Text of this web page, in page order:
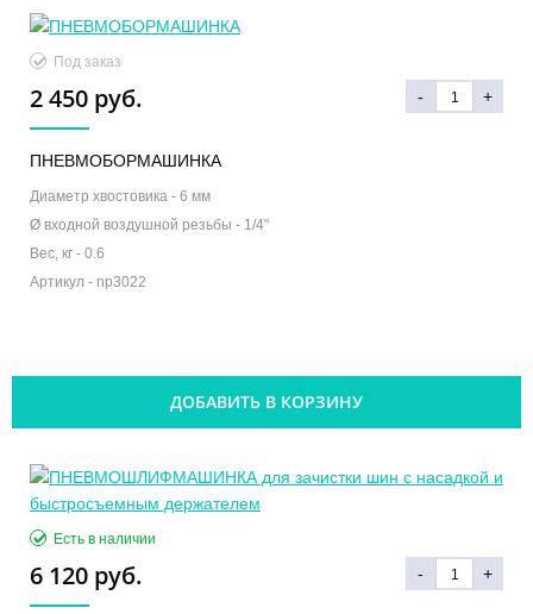
Под заказ
2 450 руб. - +
ПНЕВМОБОРМАШИНКА
Диаметр хвостовика - 6 мм
Ø входной воздушной резьбы - 1/4"
Вес, кг - 0.6
Артикул - np3022
ДОБАВИТЬ В КОРЗИНУ
Есть в наличии
6 120 руб. - +